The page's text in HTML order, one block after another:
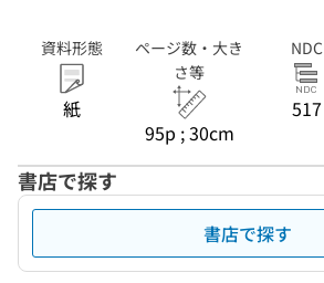
資料形態
紙
ページ数・大き
さ等
95p ; 30cm
NDC
517
書店で探す
書店で探す